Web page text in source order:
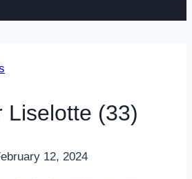
Liselotte (33)
12, 2024